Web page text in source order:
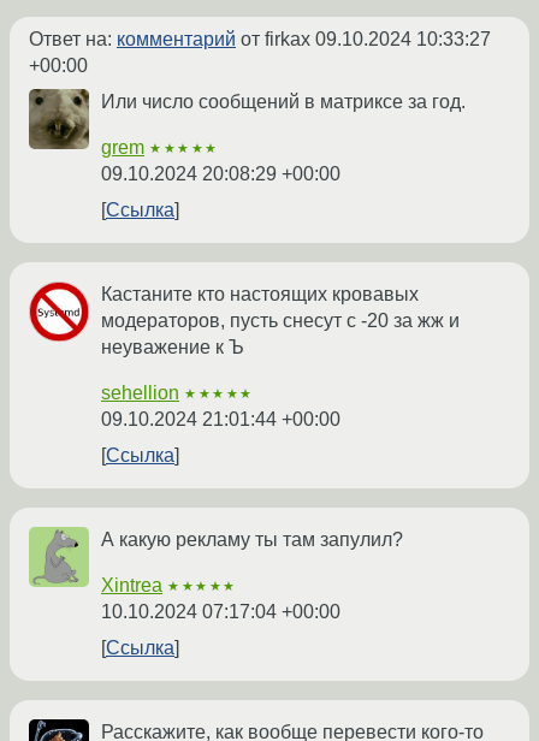
Ответ на: комментарий от firkax 09.10.2024 10:33:27
+00:00
Или число сообщений в матриксе за год.
grem ★★★★★
09.10.2024 20:08:29 +00:00
Ссылка
Кастаните кто настоящих кровавых
модераторов, пусть снесут с -20 за жж и
неуважение к Ъ
sehellion ★★★★★
09.10.2024 21:01:44 +00:00
Ссылка
А какую рекламу ты там запулил?
Xintrea ★★★★★
10.10.2024 07:17:04 +00:00
Ссылка
Расскажите, как вообще перевести кого-то